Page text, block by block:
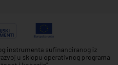
instrumenta sufinanciranog iz
u sklopu operativnog programa